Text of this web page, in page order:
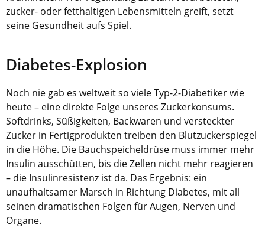
zucker- oder fetthaltigen Lebensmitteln greift, setzt
seine Gesundheit aufs Spiel.
Diabetes-Explosion
Noch nie gab es weltweit so viele Typ-2-Diabetiker wie
heute – eine direkte Folge unseres Zuckerkonsums.
Softdrinks, Süßigkeiten, Backwaren und versteckter
Zucker in Fertigprodukten treiben den Blutzuckerspiegel
in die Höhe. Die Bauchspeicheldrüse muss immer mehr
Insulin ausschütten, bis die Zellen nicht mehr reagieren
– die Insulinresistenz ist da. Das Ergebnis: ein
unaufhaltsamer Marsch in Richtung Diabetes, mit all
seinen dramatischen Folgen für Augen, Nerven und
Organe.